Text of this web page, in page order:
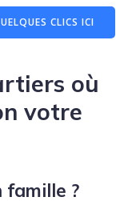
CLICS ICI
où
votre
famille ?